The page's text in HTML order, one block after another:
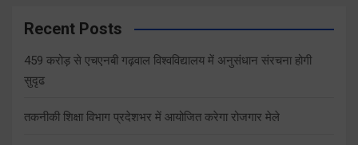
Recent Posts
459 करोड़ से एचएनबी गढ़वाल विश्वविद्यालय में अनुसंधान संरचना होगी
सुदृढ
तकनीकी शिक्षा विभाग प्रदेशभर में आयोजित करेगा रोजगार मेले